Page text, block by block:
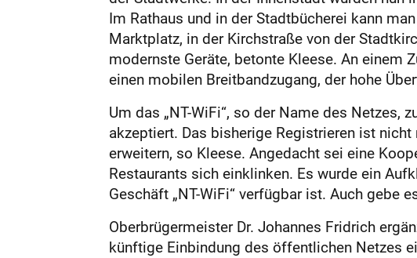
Im Rathaus und in der Stadtbücherei kann
Marktplatz, in der Kirchstraße von der
modernste Geräte, betonte Kleese. An einem
einen mobilen Breitbandzugang, der hohe
Um das „NT-WiFi“, so der Name des
akzeptiert. Das bisherige Registrieren ist
erweitern, so Kleese. Angedacht sei eine
Restaurants sich einklinken. Es wurde ein
Geschäft „NT-WiFi“ verfügbar ist. Auch gebe
Oberbrügermeister Dr. Johannes Fridrich
künftige Einbindung des öffentlichen Netzes